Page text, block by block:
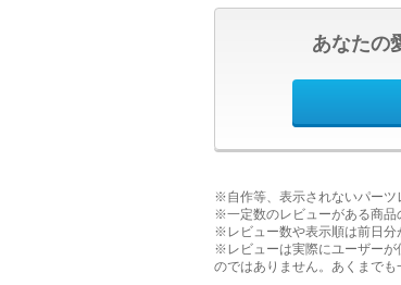
あなたの
※自作等、表示されないパーツ
※一定数のレビューがある商品
※レビュー数や表示順は前日分
※レビューは実際にユーザーが
のではありません。あくまでも